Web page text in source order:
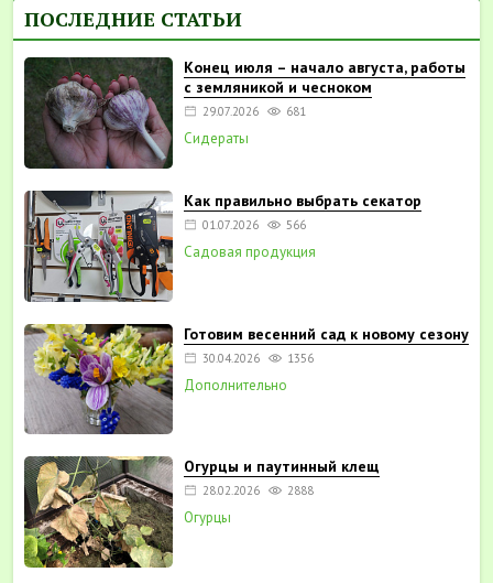
ПОСЛЕДНИЕ СТАТЬИ
Конец июля – начало августа, работы
с земляникой и чесноком
29.07.2026 681
Сидераты
Как правильно выбрать секатор
01.07.2026 566
Садовая продукция
Готовим весенний сад к новому сезону
30.04.2026 1356
Дополнительно
Огурцы и паутинный клещ
28.02.2026 2888
Огурцы